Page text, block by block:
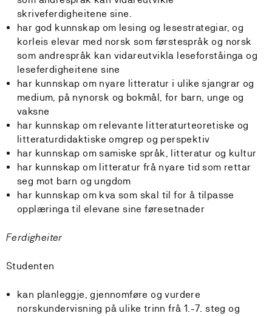
skriveferdigheitene sine.
har god kunnskap om lesing og lesestrategiar, og
korleis elevar med norsk som førstespråk og norsk
som andrespråk kan vidareutvikla leseforståinga og
leseferdigheitene sine
har kunnskap om nyare litteratur i ulike sjangrar og
medium, på nynorsk og bokmål, for barn, unge og
vaksne
har kunnskap om relevante litteraturteoretiske og
litteraturdidaktiske omgrep og perspektiv
har kunnskap om samiske språk, litteratur og kultur
har kunnskap om litteratur frå nyare tid som rettar
seg mot barn og ungdom
har kunnskap om kva som skal til for å tilpasse
opplæringa til elevane sine føresetnader
Ferdigheiter
Studenten
kan planleggje, gjennomføre og vurdere
norskundervisning på ulike trinn frå 1.-7. steg og